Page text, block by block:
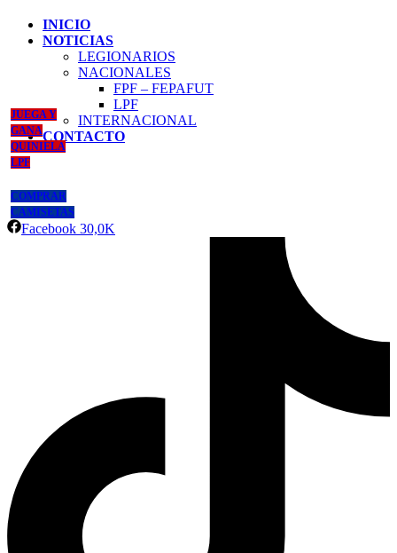
INICIO
NOTICIAS
LEGIONARIOS
NACIONALES
FPF – FEPAFUT
LPF
INTERNACIONAL
CONTACTO
JUEGA Y
GANA
QUINIELA
LPF
COMPRAR
CAMISETAS
Facebook 30,0K